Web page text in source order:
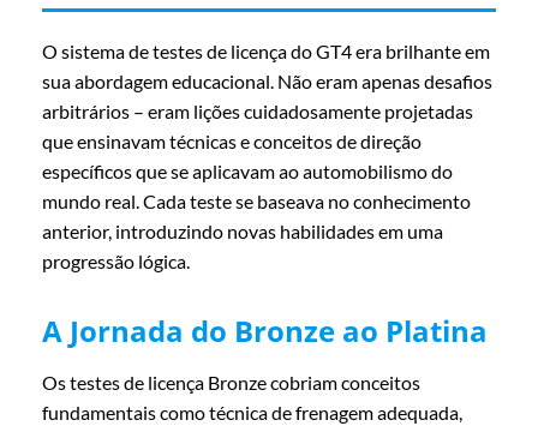
O sistema de testes de licença do GT4 era brilhante em
sua abordagem educacional. Não eram apenas desafios
arbitrários – eram lições cuidadosamente projetadas
que ensinavam técnicas e conceitos de direção
específicos que se aplicavam ao automobilismo do
mundo real. Cada teste se baseava no conhecimento
anterior, introduzindo novas habilidades em uma
progressão lógica.
A Jornada do Bronze ao Platina
Os testes de licença Bronze cobriam conceitos
fundamentais como técnica de frenagem adequada,